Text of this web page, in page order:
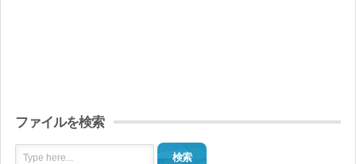
ファイルを検索
検索